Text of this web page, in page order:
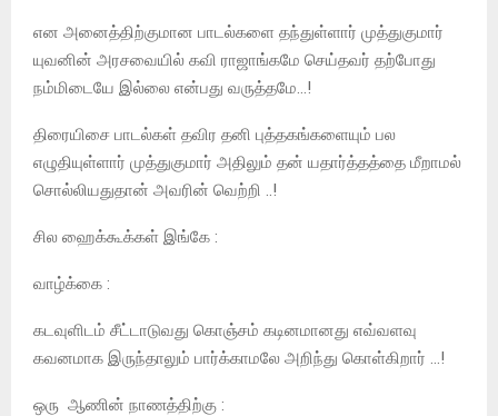
என அனைத்திற்குமான பாடல்களை தந்துள்ளார் முத்துகுமார்
யுவனின் அரசவையில் கவி ராஜாங்கமே செய்தவர் தற்போது
நம்மிடையே இல்லை என்பது வருத்தமே…!
திரையிசை பாடல்கள் தவிர தனி புத்தகங்களையும் பல
எழுதியுள்ளார் முத்துகுமார் அதிலும் தன் யதார்த்தத்தை மீறாமல்
சொல்லியதுதான் அவரின் வெற்றி ..!
சில ஹைக்கூக்கள் இங்கே :
வாழ்க்கை :
கடவுளிடம் சீட்டாடுவது கொஞ்சம் கடினமானது எவ்வளவு
கவனமாக இருந்தாலும் பார்க்காமலே அறிந்து கொள்கிறார் …!
ஒரு ஆணின் நாணத்திற்கு :